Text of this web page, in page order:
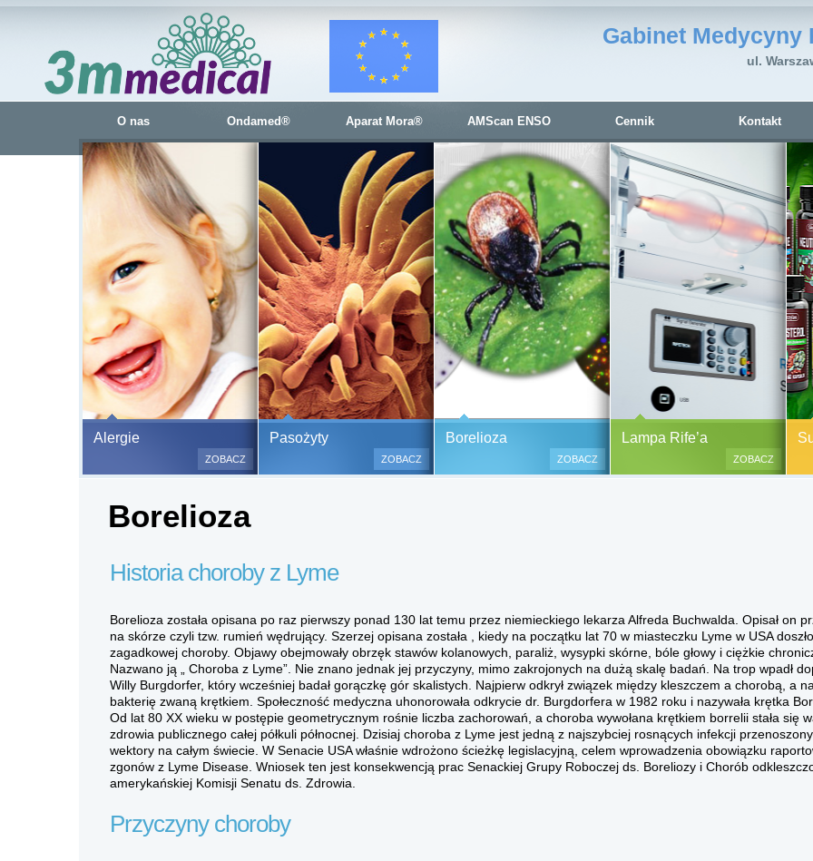
O nas Ondamed® Aparat Mora® AMScan ENSO Cennik Kontakt
Gabinet Medycyny
ul.
Alergie
Bezbolesne testy alergiczne na ok.
500 alergenów oraz zabiegi
odczulające.
ZOBACZ
Pasożyty
Pasożyty, grzyby, bakterie
(BORELIOZA) i wirusy – diagnostyka
terenach opanowanych prze
zakażone kleszcze, komary lub
meszki.
ZOBACZ
Borelioza Borelioza i koinfekcje
ZOBACZ
Lampa Rife’a
ZOBACZ
Borelioza
Historia choroby z Lyme
Borelioza została opisana po raz pierwszy ponad 130 lat temu przez niemieckiego lekarza Alfreda Buchwalda. Opisał on
na skórze czyli tzw. rumień wędrujący. Szerzej opisana została , kiedy na początku lat 70 w miasteczku Lyme w USA
zagadkowej choroby. Objawy obejmowały obrzęk stawów kolanowych, paraliż, wysypki skórne, bóle głowy i ciężkie
Nazwano ją „ Choroba z Lyme”. Nie znano jednak jej przyczyny, mimo zakrojonych na dużą skalę badań. Na trop wpadł
Willy Burgdorfer, który wcześniej badał gorączkę gór skalistych. Najpierw odkrył związek między kleszczem a chorobą, a
bakterię zwaną krętkiem. Społeczność medyczna uhonorowała odkrycie dr. Burgdorfera w 1982 roku i nazywała krętka
Od lat 80 XX wieku w postępie geometrycznym rośnie liczba zachorowań, a ​​choroba wywołana krętkiem borrelii stała się
zdrowia publicznego całej półkuli północnej. Dzisiaj choroba z Lyme jest jedną z najszybciej rosnących infekcji
wektory na całym świecie. W Senacie USA właśnie wdrożono ścieżkę legislacyjną, celem wprowadzenia obowiązku
zgonów z Lyme Disease. Wniosek ten jest konsekwencją prac Senackiej Grupy Roboczej ds. Boreliozy i Chorób
amerykańskiej Komisji Senatu ds. Zdrowia.
Przyczyny choroby